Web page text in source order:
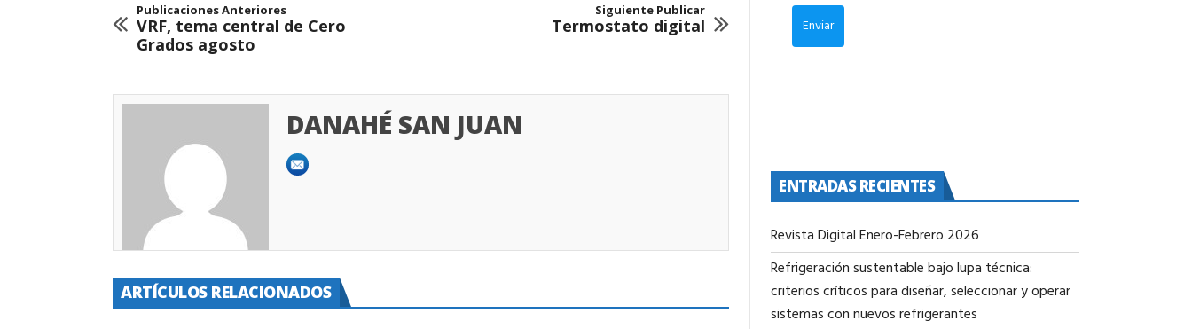
Publicaciones Anteriores
VRF, tema central de Cero
Grados agosto
Siguiente Publicar
Termostato digital
DANAHÉ SAN JUAN
ARTÍCULOS RELACIONADOS
Enviar
ENTRADAS RECIENTES
Revista Digital Enero-Febrero 2026
Refrigeración sustentable bajo lupa técnica:
criterios críticos para diseñar, seleccionar y operar
sistemas con nuevos refrigerantes